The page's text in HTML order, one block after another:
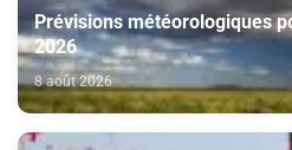
Prévisions météorologiques
2026
8 août 2026